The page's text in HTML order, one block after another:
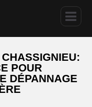
POUR
DÉPANNAGE